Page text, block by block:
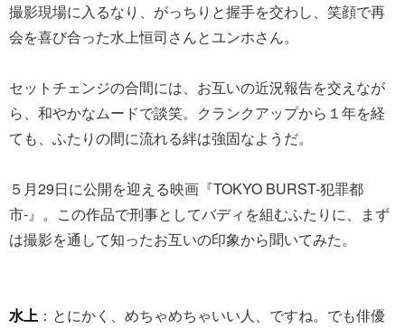
撮影現場に入るなり、がっちりと握手を交わし、笑顔で再
会を喜び合った水上恒司さんとユンホさん。
セットチェンジの合間には、お互いの近況報告を交えなが
ら、和やかなムードで談笑。クランクアップから１年を経
ても、ふたりの間に流れる絆は強固なようだ。
５月29日に公開を迎える映画『TOKYO BURST-犯罪都
市-』。この作品で刑事としてバディを組むふたりに、まず
は撮影を通して知ったお互いの印象から聞いてみた。
水上 ：とにかく、めちゃめちゃいい人、ですね。でも俳優